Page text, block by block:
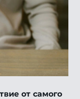
от самого